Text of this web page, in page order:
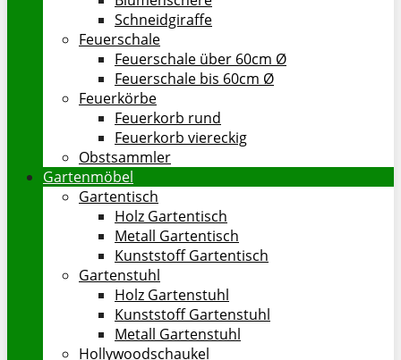
Schneidgiraffe
Feuerschale
Feuerschale über 60cm Ø
Feuerschale bis 60cm Ø
Feuerkörbe
Feuerkorb rund
Feuerkorb viereckig
Obstsammler
Gartenmöbel
Gartentisch
Holz Gartentisch
Metall Gartentisch
Kunststoff Gartentisch
Gartenstuhl
Holz Gartenstuhl
Kunststoff Gartenstuhl
Metall Gartenstuhl
Hollywoodschaukel